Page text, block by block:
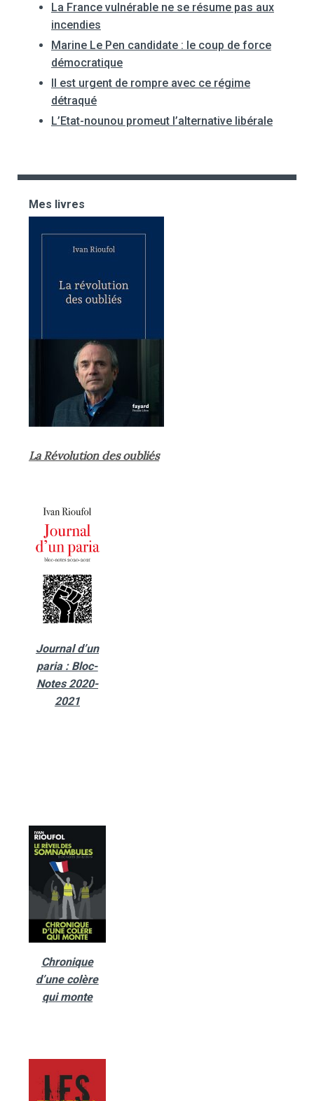
La France vulnérable ne se résume pas aux
incendies
Marine Le Pen candidate : le coup de force
démocratique
Il est urgent de rompre avec ce régime
détraqué
L’Etat-nounou promeut l’alternative libérale
Mes livres
La Révolution des oubliés
Journal d’un
paria : Bloc-
Notes 2020-
2021
Chronique
d’une colère
qui monte